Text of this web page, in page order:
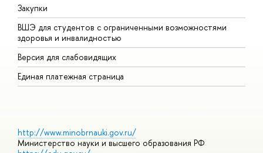
Закупки
ВШЭ для студентов с ограниченными возможностями
здоровья и инвалидностью
Версия для слабовидящих
Единая платежная страница
http://www.minobrnauki.gov.ru/
Министерство науки и высшего образования РФ